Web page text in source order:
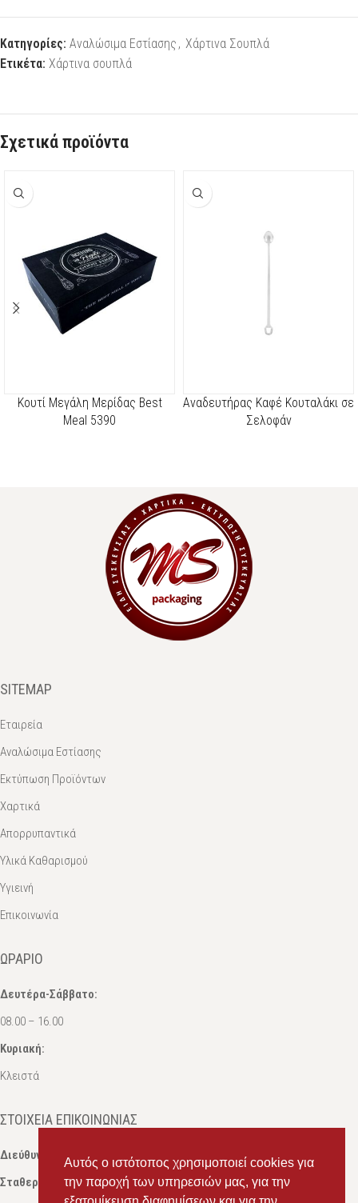
Αυτός ο ιστότοπος χρησιμοποιεί cookies για
την παροχή των υπηρεσιών μας, για την
Κατηγορίες: Αναλώσιμα Εστίασης , Χάρτινα Σουπλά
Ετικέτα: Χάρτινα σουπλά
Σχετικά προϊόντα
Kουτί Μεγάλη Μερίδας Best
Meal 5390
Αναδευτήρας Καφέ Κουταλάκι σε
Σελοφάν
SITEMAP
Εταιρεία
Αναλώσιμα Εστίασης
Εκτύπωση Προϊόντων
Χαρτικά
Απορρυπαντικά
Υλικά Καθαρισμού
Υγιεινή
Επικοινωνία
ΩΡΆΡΙΟ
Δευτέρα-Σάββατο:
08.00 – 16.00
Κυριακή:
Κλειστά
ΣΤΟΙΧΕΊΑ ΕΠΙΚΟΙΝΩΝΊΑΣ
Διεύθυνση:
Ευδόξου 7, Πάτρα, Τ.Κ. 263 31
Σταθερό:
2614 000595